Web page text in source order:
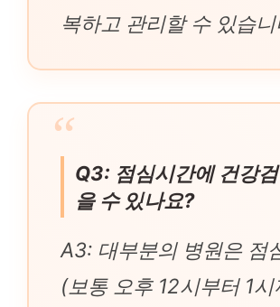
복하고 관리할 수 있습니
Q3: 점심시간에 건강
을 수 있나요?
A3: 대부분의 병원은 점
(보통 오후 12시부터 1